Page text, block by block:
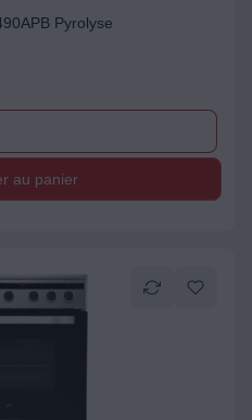
Pyrolyse
au panier